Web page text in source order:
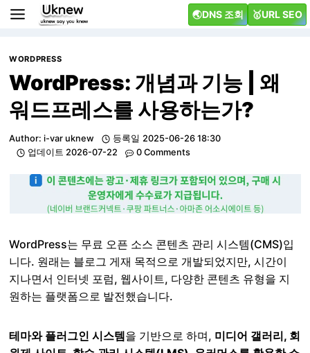
Skip
🌏DNS 조회 🥇URL SEO
WORDPRESS
WordPress: 개념과 기능 | 왜
워드프레스를 사용하는가?
Author: i-var uknew 등록일 2025-06-26 18:30
업데이트 2026-07-22 0 Comments
WordPress는 무료 오픈 소스 콘텐츠 관리 시스템(CMS)입
니다. 원래는 블로그 게재 목적으로 개발되었지만, 시간이
지나면서 인터넷 포럼, 웹사이트, 다양한 콘텐츠 유형을 지
원하는 플랫폼으로 발전했습니다.
테마와 플러그인 시스템을 기반으로 하며, 미디어 갤러리, 회